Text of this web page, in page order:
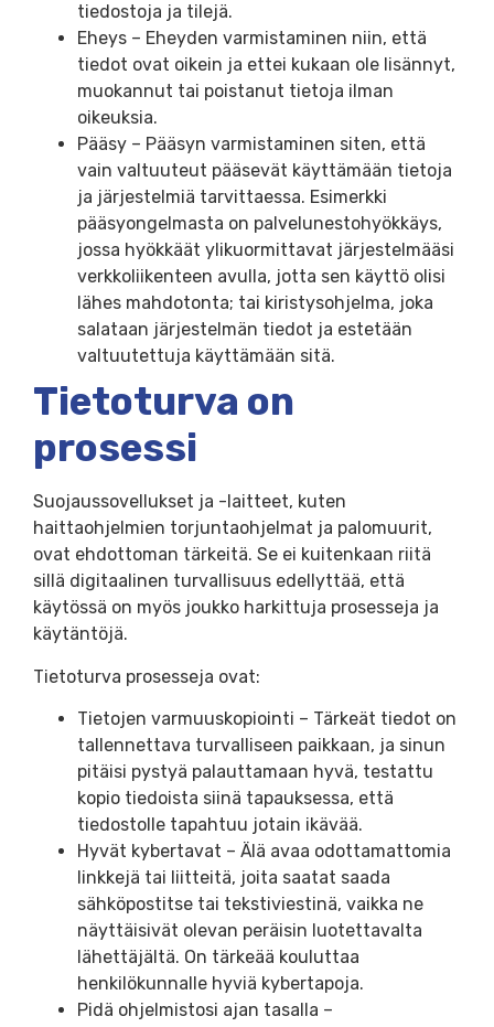
tiedostoja ja tilejä.
Eheys – Eheyden varmistaminen niin, että
tiedot ovat oikein ja ettei kukaan ole lisännyt,
muokannut tai poistanut tietoja ilman
oikeuksia.
Pääsy – Pääsyn varmistaminen siten, että
vain valtuuteut pääsevät käyttämään tietoja
ja järjestelmiä tarvittaessa. Esimerkki
pääsyongelmasta on palvelunestohyökkäys,
jossa hyökkäät ylikuormittavat järjestelmääsi
verkkoliikenteen avulla, jotta sen käyttö olisi
lähes mahdotonta; tai kiristysohjelma, joka
salataan järjestelmän tiedot ja estetään
valtuutettuja käyttämään sitä.
Tietoturva on
prosessi
Suojaussovellukset ja -laitteet, kuten
haittaohjelmien torjuntaohjelmat ja palomuurit,
ovat ehdottoman tärkeitä. Se ei kuitenkaan riitä
sillä digitaalinen turvallisuus edellyttää, että
käytössä on myös joukko harkittuja prosesseja ja
käytäntöjä.
Tietoturva prosesseja ovat:
Tietojen varmuuskopiointi – Tärkeät tiedot on
tallennettava turvalliseen paikkaan, ja sinun
pitäisi pystyä palauttamaan hyvä, testattu
kopio tiedoista siinä tapauksessa, että
tiedostolle tapahtuu jotain ikävää.
Hyvät kybertavat – Älä avaa odottamattomia
linkkejä tai liitteitä, joita saatat saada
sähköpostitse tai tekstiviestinä, vaikka ne
näyttäisivät olevan peräisin luotettavalta
lähettäjältä. On tärkeää kouluttaa
henkilökunnalle hyviä kybertapoja.
Pidä ohjelmistosi ajan tasalla –